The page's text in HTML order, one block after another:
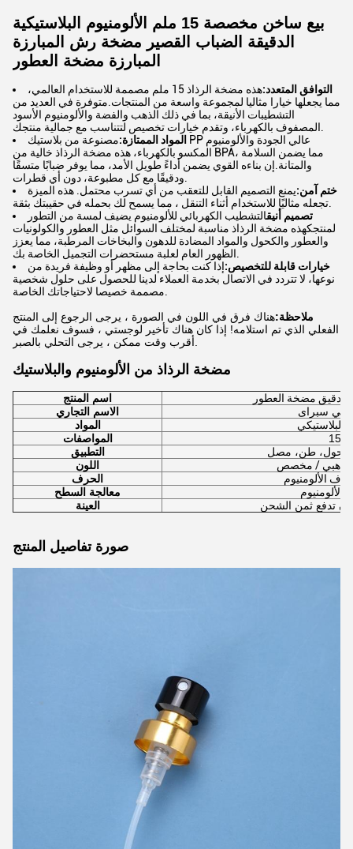
بيع ساخن مخصصة 15 ملم الألومنيوم البلاستيكية
الدقيقة الضباب القصير مضخة رش المبارزة
المبارزة مضخة العطور
التوافق المتعدد:
هذه مضخة الرذاذ 15 ملم مصممة للاستخدام العالمي،
مما يجعلها خيارا مثاليا لمجموعة واسعة من المنتجات.متوفرة في العديد من
التشطيبات الأنيقة، بما في ذلك الذهب والفضة والألومنيوم الأسود
المصفوف بالكهرباء، وتقدم خيارات تخصيص لتتناسب مع جمالية منتجك.
المواد الممتازة:مصنوعة من بلاستيك PP عالي الجودة والألومنيوم
المكسو بالكهرباء، هذه مضخة الرذاذ خالية من BPA، مما يضمن السلامة
والمتانة.إن بناءه القوي يضمن أداءً طويل الأمد، مما يوفر ضبابًا متسقًا
ودقيقًا مع كل مطبوعة، دون أي قطرات.
ختم آمن:يمنع التصميم القابل للتعقب من أي تسرب محتمل. هذه الميزة
تجعله مثاليًا للاستخدام أثناء التنقل ، مما يسمح لك بحمله في حقيبتك بثقة.
تصميم أنيقالتشطيب الكهربائي للألومنيوم يضيف لمسة من التطور
لمنتجكهذه مضخة الرذاذ مناسبة لمختلف السوائل مثل العطور والكولونيات
والعطور والكحول والمواد المضادة للدهون والبخاخات المرطبة، مما يعزز
الظهور العام لعلبة مستحضرات التجميل الخاصة بك.
خيارات قابلة للتخصيص:إذا كنت بحاجة إلى مظهر أو وظيفة فريدة من
نوعها، لا تتردد في الاتصال بخدمة العملاء لدينا للحصول على حلول شخصية
مصممة خصيصا لاحتياجاتك الخاصة.
ملاحظة:هناك فرق في اللون في الصورة ، يرجى الرجوع إلى المنتج
الفعلي الذي تم استلامه! إذا كان هناك تأخير لوجستي ، فسوف نعلمك في
مضخة الرذاذ من الألومنيوم والبلاستيك
اسم المنتج
مضخة العطور
الاسم التجاري
سبراى
المواد
البلاستيكي
المواصفات
التطبيق
الكحول، طن، مصل
اللون
/ ذهبي / مخصص
الحرف
الألومنيوم
معالجة السطح
العينة
تدفع ثمن الشحن
صورة تفاصيل المنتج